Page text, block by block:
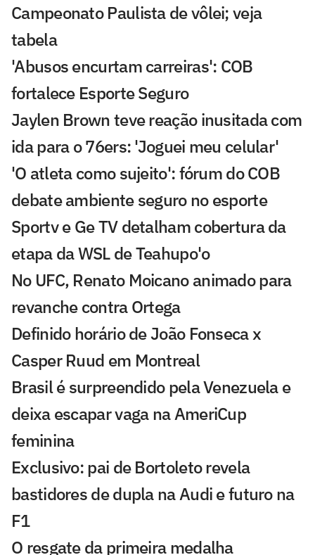
Campeonato Paulista de vôlei; veja
tabela
'Abusos encurtam carreiras': COB
fortalece Esporte Seguro
Jaylen Brown teve reação inusitada com
ida para o 76ers: 'Joguei meu celular'
'O atleta como sujeito': fórum do COB
debate ambiente seguro no esporte
Sportv e Ge TV detalham cobertura da
etapa da WSL de Teahupo'o
No UFC, Renato Moicano animado para
revanche contra Ortega
Definido horário de João Fonseca x
Casper Ruud em Montreal
Brasil é surpreendido pela Venezuela e
deixa escapar vaga na AmeriCup
feminina
Exclusivo: pai de Bortoleto revela
bastidores de dupla na Audi e futuro na
F1
O resgate da primeira medalha